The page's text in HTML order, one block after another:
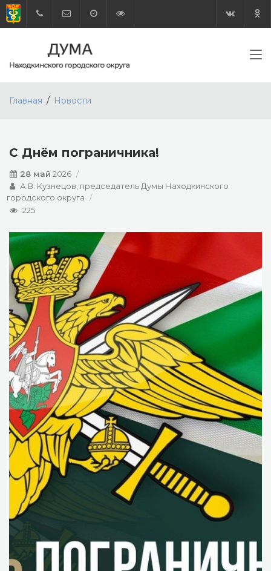
Главная Новости
C Днём пограничника!
28 май 2026
А.В. Кузнецов, председатель Думы Находкинского
городского округа
225